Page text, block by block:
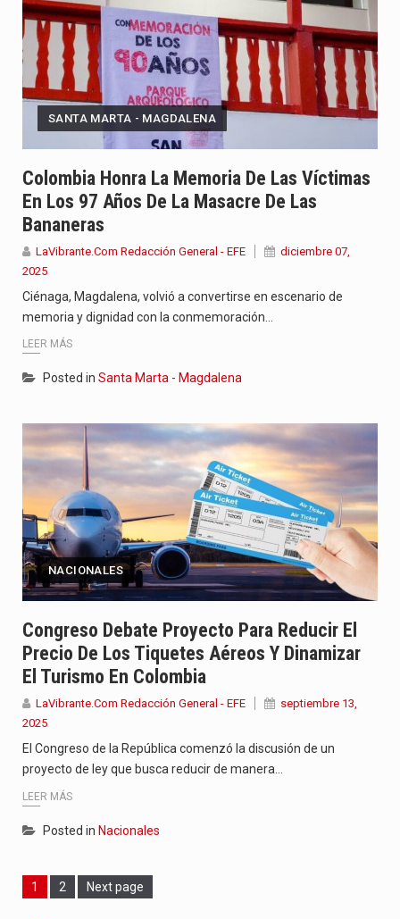
SANTA MARTA - MAGDALENA
Colombia Honra La Memoria De Las Víctimas
En Los 97 Años De La Masacre De Las
Bananeras
LaVibrante.Com Redacción General - EFE
diciembre 07,
2025
Ciénaga, Magdalena, volvió a convertirse en escenario de
memoria y dignidad con la conmemoración…
LEER MÁS
Posted in Santa Marta - Magdalena
NACIONALES
Congreso Debate Proyecto Para Reducir El
Precio De Los Tiquetes Aéreos Y Dinamizar
El Turismo En Colombia
LaVibrante.Com Redacción General - EFE
septiembre 13,
2025
El Congreso de la República comenzó la discusión de un
proyecto de ley que busca reducir de manera…
LEER MÁS
Posted in Nacionales
Page
1 Page
2 Next page